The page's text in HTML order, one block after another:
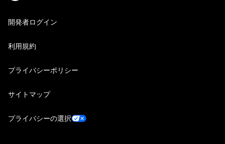
開発者ログイン
利用規約
プライバシーポリシー
サイトマップ
プライバシーの選択